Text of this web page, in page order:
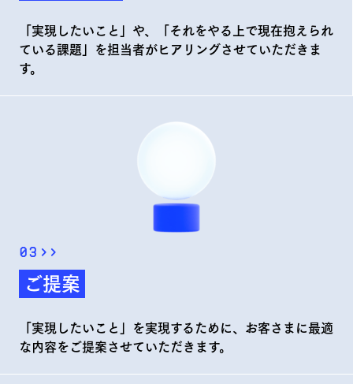
「実現したいこと」や、「それをやる上で現在抱えられ
ている課題」を担当者がヒアリングさせていただきま
す。
03 >>
ご提案
「実現したいこと」を実現するために、お客さまに最適
な内容をご提案させていただきます。